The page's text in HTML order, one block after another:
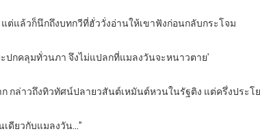
ต่แล้วก็นึกถึงบทกวีที่ฮั่ววั่งอ่านให้เขาฟังก่อนกลับกระโจม
ปกคลุมทั่วนภา จึงไม่แปลกที่แมลงวันจะหนาวตาย’
ก กล่าวถึงทิวทัศน์ปลายวสันต์เหมันต์หวนในรัฐติง แต่ครึ่งประ
เดียวกับแมลงวัน…”